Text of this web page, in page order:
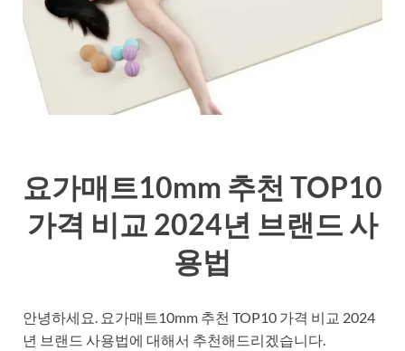
요가매트10mm 추천 TOP10
가격 비교 2024년 브랜드 사
용법
안녕하세요. 요가매트10mm 추천 TOP10 가격 비교 2024
년 브랜드 사용법에 대해서 추천해드리겠습니다.